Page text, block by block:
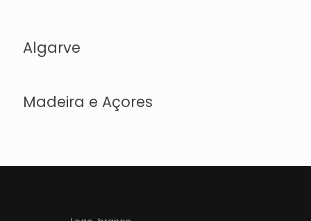
Algarve
Madeira e Açores